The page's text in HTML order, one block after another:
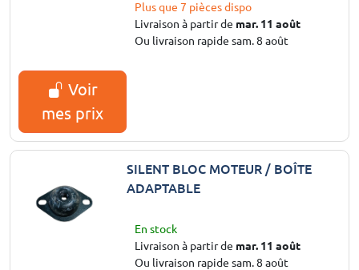
Plus que 7 pièces dispo
Livraison à partir de mar. 11 août
Ou livraison rapide sam. 8 août
Voir
mes prix
SILENT BLOC MOTEUR / BOÎTE
ADAPTABLE
En stock
Livraison à partir de mar. 11 août
Ou livraison rapide sam. 8 août